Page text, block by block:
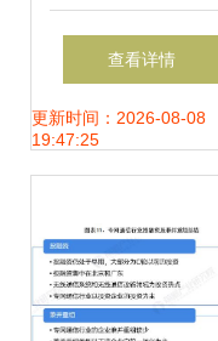
以小蝌蚪金融众筹
开启企业家融资新
查看详情
更新时间：2026-08-08
19:47:25